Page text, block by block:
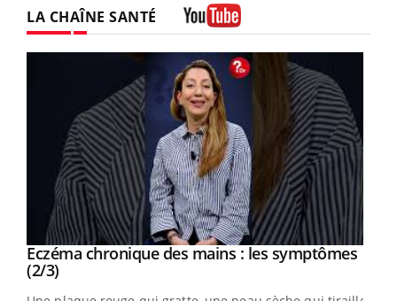
LA CHAÎNE SANTÉ
Youtube
Eczéma chronique des mains : les symptômes
(2/3)Youtube